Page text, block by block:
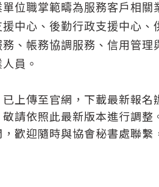
位職掌範疇為服務客戶相
中心、後勤行政支援中心
、帳務協調服務、信用管
員。
上傳至官網，下載最新報名
請依照此最新版本進行調整
歡迎隨時與協會秘書處聯繫